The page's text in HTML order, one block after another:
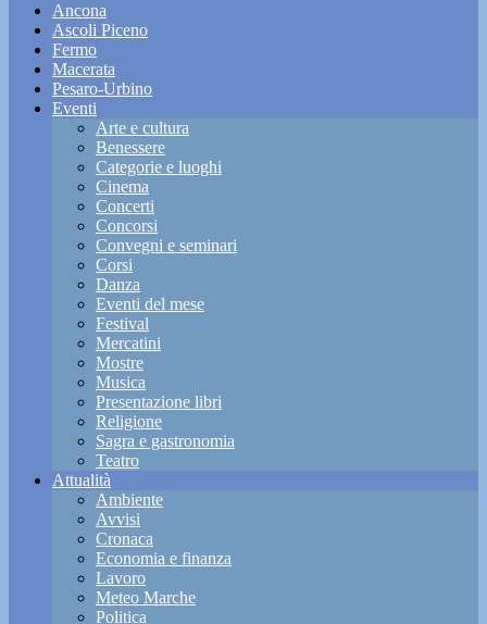
Ancona
Ascoli Piceno
Fermo
Macerata
Pesaro-Urbino
Eventi
Arte e cultura
Benessere
Categorie e luoghi
Cinema
Concerti
Concorsi
Convegni e seminari
Corsi
Danza
Eventi del mese
Festival
Mercatini
Mostre
Musica
Presentazione libri
Religione
Sagra e gastronomia
Teatro
Attualità
Ambiente
Avvisi
Cronaca
Economia e finanza
Lavoro
Meteo Marche
Politica